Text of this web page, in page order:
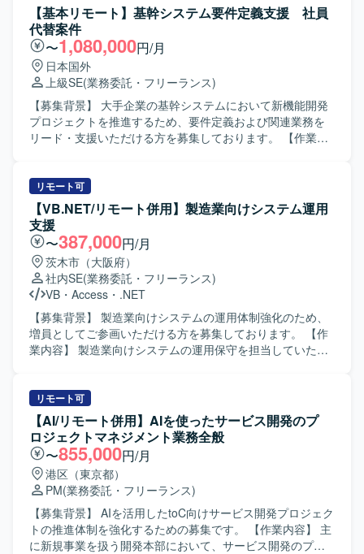
調整、関係者からの情報収集、タスクコントロール、業務
要件の資料化、課題管理、開発管理、ベンダー管理などを
担当して頂きます。 また、RFPや課題検討に関する資料、
QA質疑や仕様検討に関する各種資料の作成など、ドキュメ
ンテーション業務も担って頂きます。 【求める人物像】 主
体的に情報を取りに行き、関係者と円滑にコミュニケーシ
ョンを図りながらタスクを推進できる方を求めておりま
す。 複数の施策が並走する状況下でも関係性を整理しなが
ら業務を進められる方、ドキュメント作成に積極的に取り
おいて、上流から一連のプロジェクト推進に関わることが
できます。 業務・事業側とシステム側の両方と関わりなが
ら、要件整理や仕様調整のスキルを高めることができる環
境です。 【開発環境】 WEBおよびスマホアプリを対象とし
たシステム開発プロジェクトとなり、複数ベンダーが参画
する環境での開発・管理体制となります。
【基本リモート】基幹システム要件定義支援 社員
代替案件
〜1,080,000円/月
日本国外
上級SE(業務委託・フリーランス)
【募集背景】 大手企業の基幹システムにおいて新機能開発
プロジェクトを推進するため、要件定義および関連業務を
リード・支援いただける方を募集しております。 【作業内
係システムとの仕様調整を行いながら、要件定義工程を中
心にプロジェクト推進を支援していただきます。 各種設計
書レビューに向けた検討や、要件定義書・設計書などのド
キュメント作成・レビューもご担当いただきます。 また、
会議のファシリテーションや論点整理、関係者間の合意形
成を主体的に進めていただきます。 【求める人物像】 シス
テム開発の上流工程に強みを持ち、開発経験を背景に要件
定義・設計・開発寄りの実務に継続して関わってこられた
方を求めております。 論理的思考力をもとに課題や論点を
構造化し、関係者へ分かりやすく説明できる方を歓迎いた
します。 ビジネス部門やベンダー、社内外のシステム担当
る方を想定しています。 【ポジションの魅力】 大手企業の
基幹システムにおける新機能開発プロジェクトに上流工程
から関わることができ、ビジネス部門と開発側の双方に近
い立場で価値提供できるポジションです。 要件定義や設
計、各種レビューを通じて、システム全体の構造理解や業
務知見を深めることができます。 リーダー枠として参画い
ただく場合は、要件定義や仕様調整をリードしながら、開
発メンバーとの技術的な対話を通じてプロジェクトを推進
する経験を積むことができます。 【開発環境】 基幹システ
ムの新機能開発プロジェクトにおける要件定義および設計
リモート可
【VB.NET/リモート併用】製造業向けシステム運用
支援
〜387,000円/月
茨木市（大阪府）
社内SE(業務委託・フリーランス)
VB ・ Access ・ .NET
【募集背景】 製造業向けシステムの運用体制強化のため、
増員としてご参画いただける方を募集しております。 【作
業内容】 製造業向けシステムの運用保守を担当していただ
実装、関連ドキュメントの作成・更新などを行っていただ
きます。 【求める人物像】 自身のタスクを適切に管理し、
関係者とのコミュニケーションを取りながら主体的に業務
を進めていただける方を求めております。既存システムの
仕様をキャッチアップし、運用や改善に根気強く取り組ん
でいただける方ですと望ましいです。 【ポジションの魅
力】 長期的に製造業向けシステムの運用保守に関わること
で、業務ドメイン知識や既存システムの知見を深めること
ができます。運用から改善・開発まで一連の工程に携わる
ことで、保守運用スキルと開発スキルの双方を高めていた
リモート可
【AI/リモート併用】AIを使ったサービス開発のプ
ロジェクトマネジメント業務全般
〜855,000円/月
港区（東京都）
PM(業務委託・フリーランス)
【募集背景】 AIを活用したtoC向けサービス開発プロジェク
トの推進体制を強化するための募集です。 【作業内容】 主
に新規事業を扱う開発本部において、サービス開発のプロ